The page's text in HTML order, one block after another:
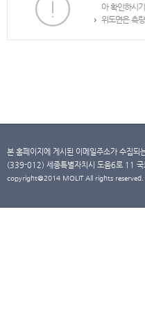
아 확인하시
위도면은 측
본 홈페이지에 게시된 이메일주소가 수집되
(339-012) 세종특별자치시 도움6로 11
copyright@2014 MOLIT All rights reserved.